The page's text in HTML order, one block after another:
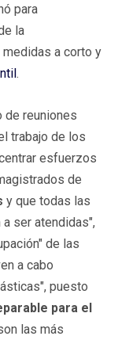
para
la
a corto y
.
de reuniones
trabajo de los
esfuerzos
de
y que todas las
ser atendidas",
de las
a cabo
puesto
para el
las más